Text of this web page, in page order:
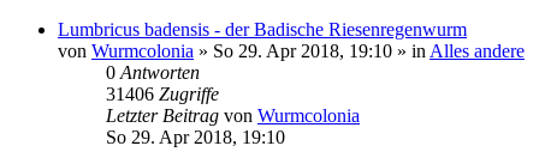
Lumbricus badensis - der Badische Riesenregenwurm
von Wurmcolonia » So 29. Apr 2018, 19:10 » in Alles andere
0 Antworten
31406 Zugriffe
Letzter Beitrag von Wurmcolonia
So 29. Apr 2018, 19:10